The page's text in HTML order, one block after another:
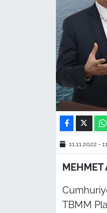
11.11.2022 -
MEHMET
TBMM
RESMİ İLAN
EDİRNE
TEKİRDAĞ
KIRKLARELİ
ÇANAKKALE